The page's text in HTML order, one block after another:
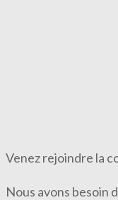
Venez rejoindre la
Nous avons besoin